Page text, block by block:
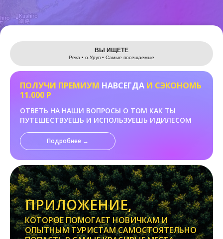
Leaflet
ВЫ ИЩЕТЕ
Река • о.Уруп • Самые посещаемые
ПОЛУЧИ ПРЕМИУМ НАВСЕГДА И СЭКОНОМЬ
11.000 Р
ОТВЕТЬ НА НАШИ ВОПРОСЫ О ТОМ КАК ТЫ
ПУТЕШЕСТВУЕШЬ И ИСПОЛЬЗУЕШЬ ИДИЛЕСОМ
Подробнее →
ПРИЛОЖЕНИЕ,
КОТОРОЕ ПОМОГАЕТ НОВИЧКАМ И
ОПЫТНЫМ ТУРИСТАМ САМОСТОЯТЕЛЬНО